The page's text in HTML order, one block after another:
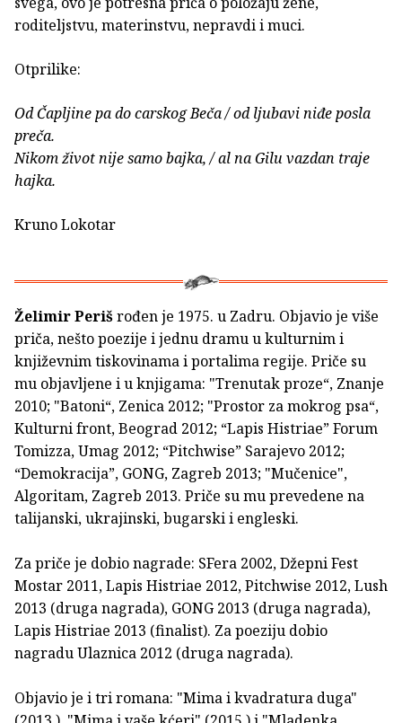
roditeljstvu, materinstvu, nepravdi i muci.
Otprilike:
Od Čapljine pa do carskog Beča / od ljubavi niđe posla
preča.
Nikom život nije samo bajka, / al na Gilu vazdan traje
hajka.
Kruno Lokotar
Želimir Perišrođen je 1975. u Zadru. Objavio je više
priča, nešto poezije i jednu dramu u kulturnim i
književnim tiskovinama i portalima regije. Priče su
mu objavljene i u knjigama: "Trenutak proze“, Znanje
2010; "Batoni“, Zenica 2012; "Prostor za mokrog psa“,
Kulturni front, Beograd 2012; “Lapis Histriae” Forum
Tomizza, Umag 2012; “Pitchwise” Sarajevo 2012;
“Demokracija”, GONG, Zagreb 2013; "Mučenice",
Algoritam, Zagreb 2013. Priče su mu prevedene na
talijanski, ukrajinski, bugarski i engleski.
Za priče je dobio nagrade: SFera 2002, Džepni Fest
Mostar 2011, Lapis Histriae 2012, Pitchwise 2012, Lush
2013 (druga nagrada), GONG 2013 (druga nagrada),
Lapis Histriae 2013 (finalist). Za poeziju dobio
nagradu Ulaznica 2012 (druga nagrada).
Objavio je i tri romana: "Mima i kvadratura duga"